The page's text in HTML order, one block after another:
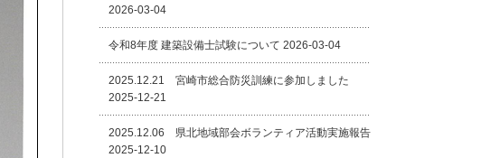
2026-03-04
令和8年度 建築設備士試験について 2026-03-04
2025.12.21 宮崎市総合防災訓練に参加しました
2025-12-21
2025.12.06 県北地域部会ボランティア活動実施報告
2025-12-10